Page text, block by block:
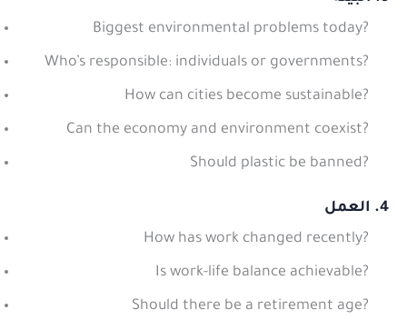
Biggest environmental problems today?
Who’s responsible: individuals or governments?
How can cities become sustainable?
Can the economy and environment coexist?
Should plastic be banned?
4. العمل
How has work changed recently?
Is work-life balance achievable?
Should there be a retirement age?